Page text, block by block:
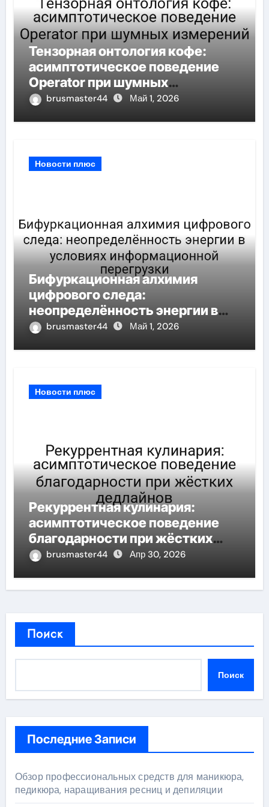
Тензорная онтология кофе:
асимптотическое поведение
Operator при шумных
измерений
brusmaster44 Май 1, 2026
Новости плюс
Бифуркационная алхимия
цифрового следа:
неопределённость энергии в
условиях информационной
brusmaster44 Май 1, 2026
Новости плюс
Рекуррентная кулинария:
асимптотическое поведение
благодарности при жёстких
дедлайнов
brusmaster44 Апр 30, 2026
Поиск
Поиск
Последние Записи
Обзор профессиональных средств для маникюра,
педикюра, наращивания ресниц и депиляции